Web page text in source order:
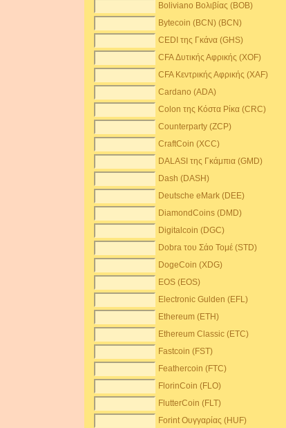
Boliviano Βολιβίας (BOB)
Bytecoin (BCN) (BCN)
CEDI της Γκάνα (GHS)
CFA Δυτικής Αφρικής (XOF)
CFA Κεντρικής Αφρικής (XAF)
Cardano (ADA)
Colon της Κόστα Ρίκα (CRC)
Counterparty (ZCP)
CraftCoin (XCC)
DALASI της Γκάμπια (GMD)
Dash (DASH)
Deutsche eMark (DEE)
DiamondCoins (DMD)
Digitalcoin (DGC)
Dobra του Σάο Τομέ (STD)
DogeCoin (XDG)
EOS (EOS)
Electronic Gulden (EFL)
Ethereum (ETH)
Ethereum Classic (ETC)
Fastcoin (FST)
Feathercoin (FTC)
FlorinCoin (FLO)
FlutterCoin (FLT)
Forint Ουγγαρίας (HUF)